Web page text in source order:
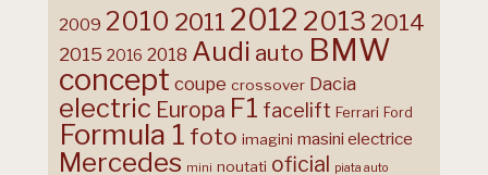
2009 2010 2011 2012 2013 2014
2015 2016 2018 Audi auto BMW
concept coupe crossover Dacia
electric Europa F1 facelift Ferrari Ford
Formula 1 foto imagini masini electrice
Mercedes mini noutati oficial piata auto